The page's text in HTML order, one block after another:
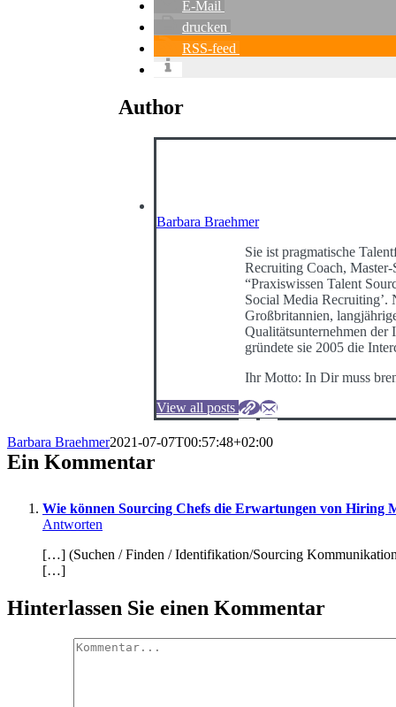
E-Mail
drucken
RSS-feed
Author
Barbara Braehmer
Sie ist pragmatische
Recruiting Coach,
“Praxiswissen Talent
Social Media
Großbritannien,
Qualitätsunternehmen der
gründete sie 2005 die
Ihr Motto: In Dir muss
View all posts
Barbara Braehmer2021-07-07T00:57:48+02:00
Ein Kommentar
Wie können Sourcing Chefs die Erwartungen von Hiring
Antworten
[…] (Suchen / Finden / Identifikation/Sourcing
[…]
Hinterlassen Sie einen Kommentar